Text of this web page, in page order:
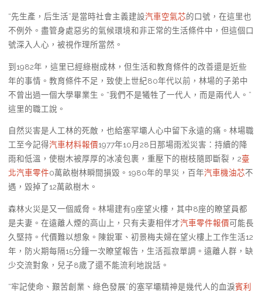
“先生產，后生活”是當時社會主義建設汽車空氣芯的口號，在這里也
不例外。盡管身處惡劣的氣候環境和非正常的生活條件中，但這個口
號深入人心，被視作理所當然。
到1982年，這里已經綠樹成林，但生活和教育條件的改善還是近些
年的事情。教育條件不足，致使上世紀80年代以前，林場的子弟中
不曾出過一個大學畢業生。“我們不是犧牲了一代人，而是兩代人。”
這里的職工說。
自然災害是人工林的死敵，也給塞罕壩人心中留下永遠的痛。林場職
工至今記得汽車材料報價1977年10月28日那場雨淞災害：持續的降
雨和低溫，使樹木被厚厚的冰凌包裹，重壓下的樹枝隨即斷裂，2臺
北汽車零件0萬畝樹林瞬間損毀。1980年的旱災，百年汽車機油芯不
遇，毀掉了12萬畝樹木。
森林火災是又一個威脅。林場建有9座望火樓，其中8座的瞭望員都
是夫妻。在遠離人煙的高山上，只有夫妻相伴才汽車零件報價可能長
久堅持。代價難以想象。陳銳軍、初景梅夫婦在望火樓上工作生活12
年，防火期每隔15分鐘一次瞭望報告，生活孤寂單調。遠離人群，缺
少交流對象，兒子8歲了還不能流利地說話。
“牢記使命、艱苦創業、綠色發展”的塞罕壩精神是幾代人的血淚賓利